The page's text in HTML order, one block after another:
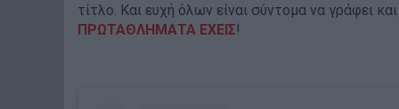
τίτλο. Και ευχή όλων είναι σύντομα να γράφει
ΠΡΩΤΑΘΛΗΜΑΤΑ ΕΧΕΙΣ!